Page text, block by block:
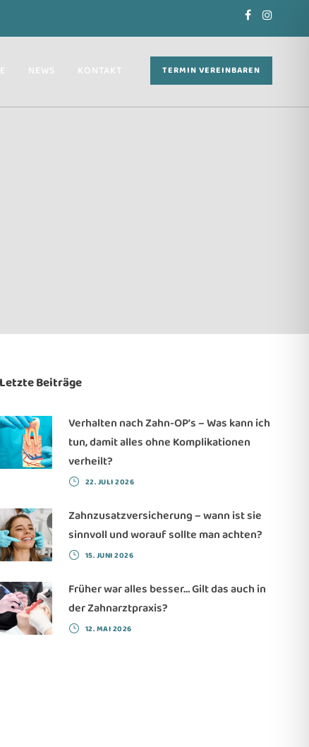
NEWS KONTAKT TERMIN VEREINBAREN
Letzte Beiträge
Verhalten nach Zahn-OP’s – Was kann ich
tun, damit alles ohne Komplikationen
verheilt?
22. JULI 2026
Zahnzusatzversicherung – wann ist sie
sinnvoll und worauf sollte man achten?
15. JUNI 2026
Früher war alles besser… Gilt das auch in
der Zahnarztpraxis?
12. MAI 2026